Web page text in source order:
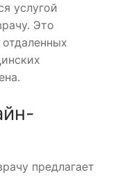
услугой
Это
предлагает